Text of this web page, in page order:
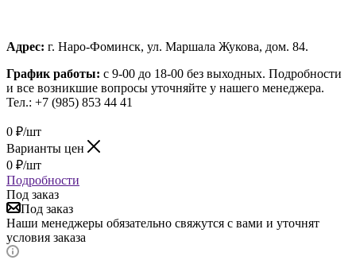
Адрес: г. Наро-Фоминск, ул. Маршала Жукова, дом. 84.
График работы: с 9-00 до 18-00 без выходных. Подробности
и все возникшие вопросы уточняйте у нашего менеджера.
Тел.: +7 (985) 853 44 41
0 ₽/шт
Варианты цен
0 ₽/шт
Подробности
Под заказ
Под заказ
Наши менеджеры обязательно свяжутся с вами и уточнят
условия заказа